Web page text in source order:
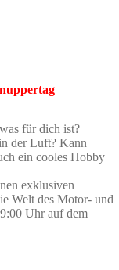
für dich ist?
der Luft? Kann
ein cooles Hobby
exklusiven
Welt des Motor- und
Uhr auf dem